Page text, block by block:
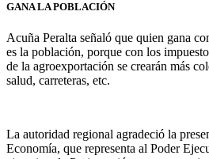
GANA LA POBLACIÓN
Acuña Peralta señaló que quien gana
es la población, porque con los
de la agroexportación se crearán más
salud, carreteras, etc.
La autoridad regional agradeció la
Economía, que representa al Poder